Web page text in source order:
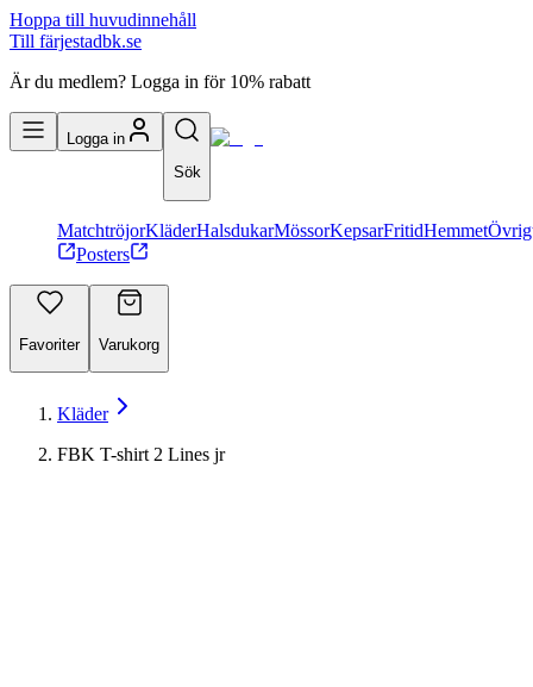
Hoppa till huvudinnehåll
Till färjestadbk.se
Är du medlem? Logga in för 10% rabatt
Logga in
Sök
MatchtröjorKläderHalsdukarMössorKepsarFritidHemmet
Posters
Favoriter Varukorg
Kläder
FBK T-shirt 2 Lines jr